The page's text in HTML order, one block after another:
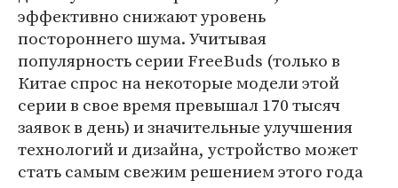
эффективно снижают уровень
постороннего шума. Учитывая
популярность серии FreeBuds (только в
Китае спрос на некоторые модели этой
серии в свое время превышал 170 тысяч
заявок в день) и значительные улучшения
технологий и дизайна, устройство может
стать самым свежим решением этого года